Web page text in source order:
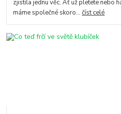
zjistila jednu věc. Ať už pletete nebo
máme společné skoro...číst celé